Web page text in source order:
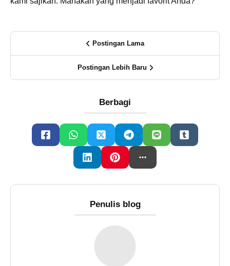
Postingan Lama
Postingan Lebih Baru
Berbagi
Penulis blog